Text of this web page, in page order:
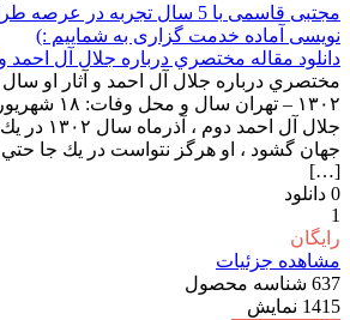
مجتبی قاسمی
با 5 سال تجربه در عرصه
نویسی آماده خدمت گزاری به شماییم :)
دانلود مقاله مختصري درباره جلال آل احمد و
جلال آل
جهان گشود ، او هرگز نتواست در يك جا
[…]
0 دانلود
1
رایگان
مشاهده جزئیات
637 شناسه محصول
1415 نمایش